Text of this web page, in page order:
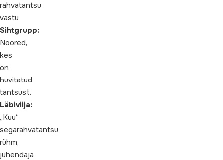
rahvatantsu
vastu
Sihtgrupp:
Noored,
kes
on
huvitatud
tantsust.
Läbiviija:
„Kuu“
segarahvatantsu
rühm,
juhendaja